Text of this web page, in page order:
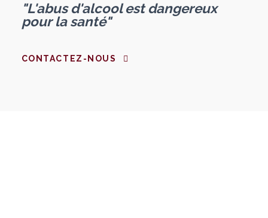
"L'abus d'alcool est dangereux
pour la santé"
CONTACTEZ-NOUS